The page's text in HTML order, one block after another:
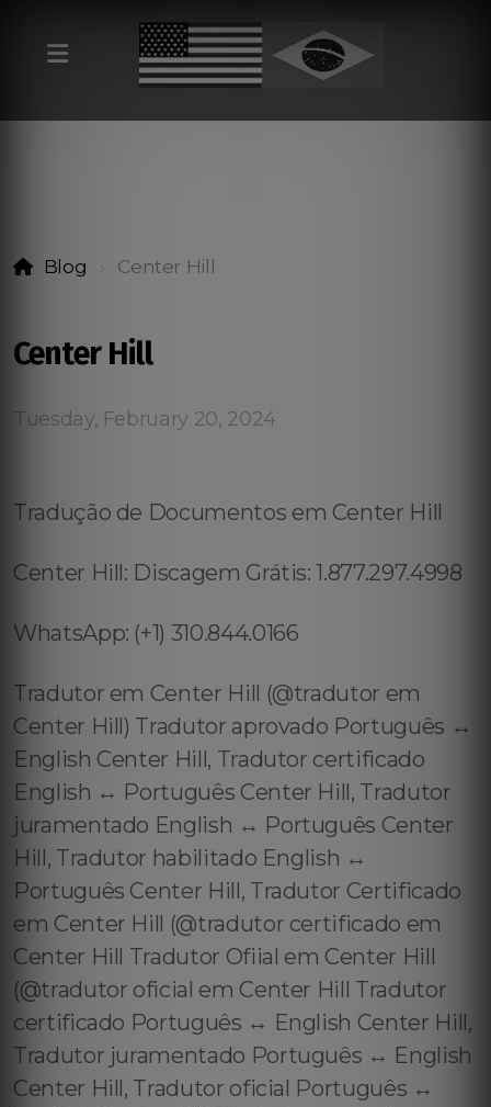
Blog Center Hill
Center Hill
Tuesday, February 20, 2024
Tradução de Documentos em Center Hill
Center Hill: Discagem Grátis: 1.877.297.4998
WhatsApp: (+1) 310.844.0166
Tradutor em Center Hill (@tradutor em
Center Hill) Tradutor aprovado Português ↔️
English Center Hill, Tradutor certificado
English ↔️ Português Center Hill, Tradutor
juramentado English ↔️ Português Center
Hill, Tradutor habilitado English ↔️
Português Center Hill, Tradutor Certificado
em Center Hill (@tradutor certificado em
Center Hill Tradutor Ofiial em Center Hill
(@tradutor oficial em Center Hill Tradutor
certificado Português ↔️ English Center Hill,
Tradutor juramentado Português ↔️ English
Center Hill, Tradutor oficial Português ↔️